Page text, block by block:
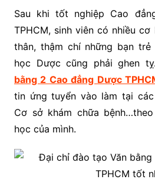
Sau khi tốt nghiệp Cao
TPHCM, sinh viên có nhiều
thân, thậm chí những bạn
học Dược cũng phải ghen
bằng 2 Cao đẳng Dược
tin ứng tuyển vào làm tại các
Cơ sở khám chữa
học của mình.